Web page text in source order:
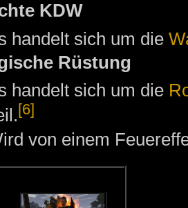
KDW
handelt sich um die
Rüstung
handelt sich um die
[6]
von einem